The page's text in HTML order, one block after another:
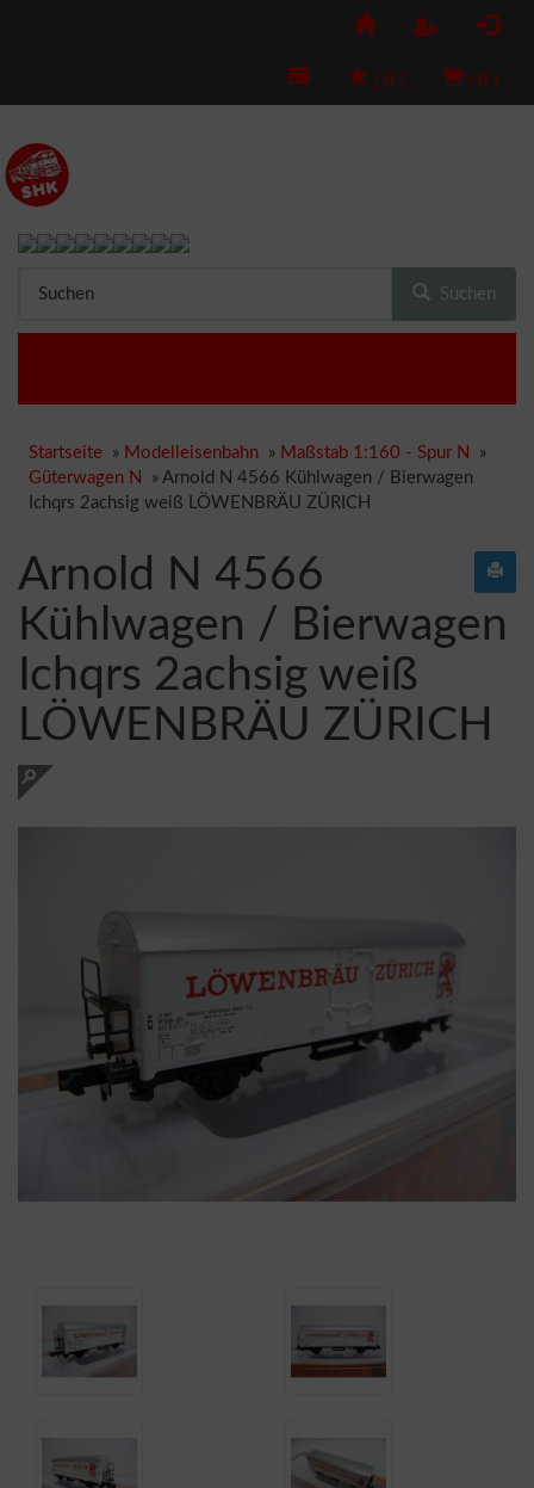
( 0 ) ( 0 )
Suchen
Startseite » Modelleisenbahn » Maßstab 1:160 - Spur N
»
Güterwagen N
» Arnold N 4566 Kühlwagen / Bierwagen
Ichqrs 2achsig weiß LÖWENBRÄU ZÜRICH
Arnold N 4566
Kühlwagen / Bierwagen
Ichqrs 2achsig weiß
LÖWENBRÄU ZÜRICH